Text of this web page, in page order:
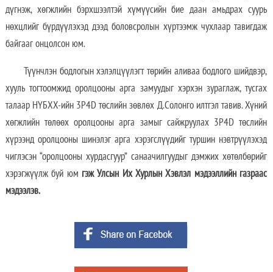
дүгнэж, хөгжлийн бэрхшээлтэй хүмүүсийн бие даан амьдрах суурь
нөхцлийг бүрдүүлэхэд дээд боловсролын хүртээмж чухлаар тавигдаж
байгааг онцолсон юм.
Түүнчлэн бодлогын хэлэлцүүлэгт төрийн аливаа бодлого шийдвэр,
хууль тогтоомжид оролцооны арга замуудыг хэрхэн зураглаж, тусгах
талаар НҮБХХ-ийн 3P4D төслийн зөвлөх Д.Солонго илтгэл тавив. Хүний
хөгжлийн төлөөх оролцооны арга замыг сайжруулах 3P4D төслийн
хүрээнд оролцооны шинэлэг арга хэрэгслүүдийг туршин нэвтрүүлэхэд
чиглэсэн “оролцооны хурдасгуур” санаачилгуудыг дэмжих хөтөлбөрийг
хэрэгжүүлж буй юм гэж Улсын Их Хурлын Хэвлэл мэдээллийн газраас
мэдээлэв.